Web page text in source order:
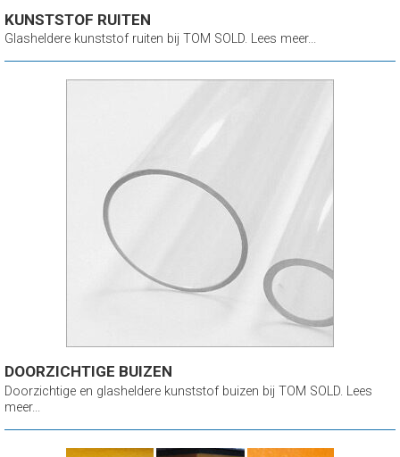
KUNSTSTOF RUITEN
Glasheldere kunststof ruiten bij TOM SOLD. Lees meer...
DOORZICHTIGE BUIZEN
Doorzichtige en glasheldere kunststof buizen bij TOM SOLD. Lees
meer...